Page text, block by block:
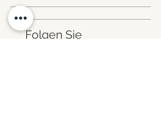
Folgen Sie